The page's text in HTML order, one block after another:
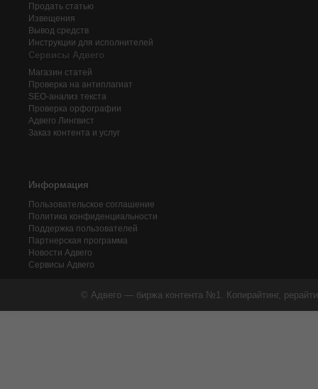
Продать статью
Извещения
Вывод средств
Инструкции для исполнителей
Сервисы Адвего
Магазин статей
Проверка на антиплагиат
SEO-анализ текста
Проверка орфографии
Адвего Лингвист
Заказ контента и услуг
Информация
Пользовательское соглашение
Политика конфиденциальности
Поддержка пользователей
Партнерская программа
Новости Адвего
Сервисы Адвего
© Адвего — биржа контента №1. Копирайтинг,